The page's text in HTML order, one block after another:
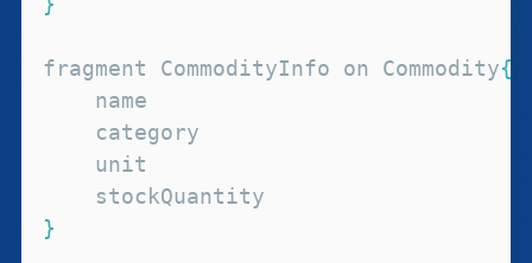
fragment CommodityInfo on Commodity{
}